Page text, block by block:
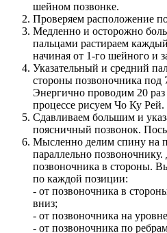
шейном позвонке.
Проверяем расположение
Медленно и осторожно
пальцами растираем
начиная от 1-го шейного и
Указательный и средний
стороны позвоночника
Энергично проводим 20
процессе рисуем Чо Ку Рей.
Сдавливаем большим и
поясничный позвонок.
Мысленно делим спину на
параллельно
позвоночника в стороны.
по каждой позиции:
- от позвоночника в
вниз;
- от позвоночника на
- от позвоночника по